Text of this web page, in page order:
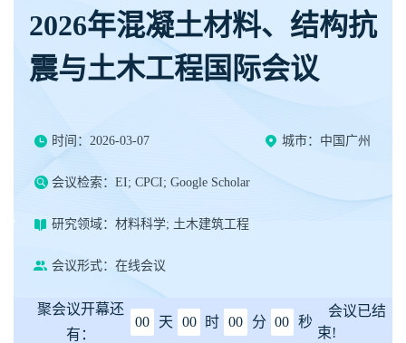
2026年混凝土材料、结构抗
震与土木工程国际会议
时间：2026-03-07 城市：中国广州
会议检索：EI; CPCI; Google Scholar
研究领域：材料科学; 土木建筑工程
会议形式：在线会议
聚会议开幕还
有：
00 天 00 时 00 分 00 秒
会议已结
束!